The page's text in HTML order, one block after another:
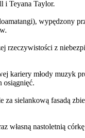
i Teyana Taylor.
wypędzony
rzeczywistości z
kariery młody muzyk
osiągnięć.
sielankową fasadą
nastoletnią córkę